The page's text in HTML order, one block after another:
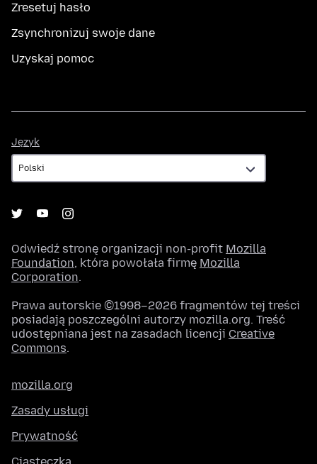
Zresetuj hasło
Zsynchronizuj swoje dane
Uzyskaj pomoc
Język
Odwiedź stronę organizacji non-profit Mozilla
Foundation, która powołała firmę Mozilla
Corporation.
Prawa autorskie ©1998–2026 fragmentów tej treści
posiadają poszczególni autorzy mozilla.org. Treść
udostępniana jest na zasadach licencji Creative
Commons.
mozilla.org
Zasady usługi
Prywatność